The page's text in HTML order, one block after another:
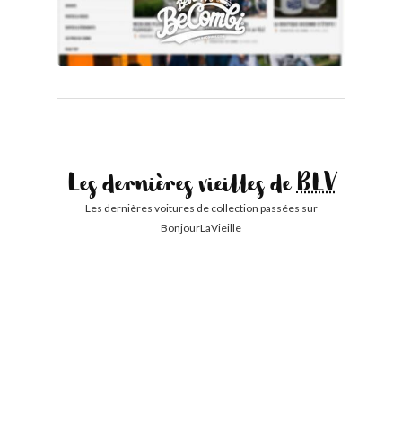
Les dernières vieilles deBLV
Les dernières voitures de collection passées sur
BonjourLaVieille